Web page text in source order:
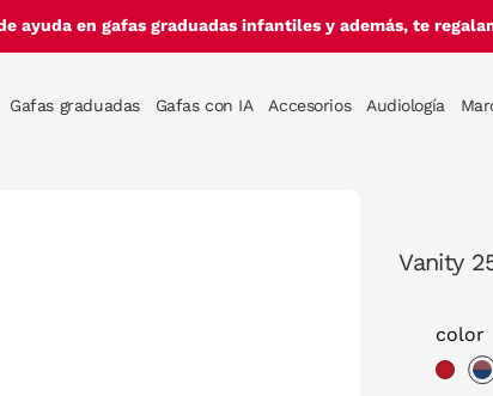
ayuda en gafas graduadas infantiles y además, te
Gafas graduadas Gafas con IA Accesorios Audiología
Vanity
color